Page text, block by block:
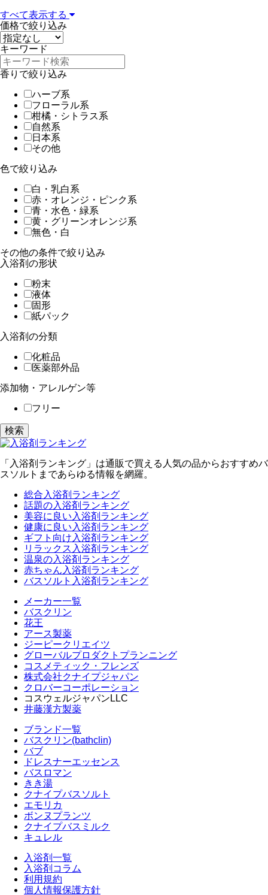
すべて表示する
価格で絞り込み
キーワード
香りで絞り込み
ハーブ系
フローラル系
柑橘・シトラス系
自然系
日本系
その他
色で絞り込み
白・乳白系
赤・オレンジ・ピンク系
青・水色・緑系
黄・グリーンオレンジ系
無色・白
その他の条件で絞り込み
入浴剤の形状
粉末
液体
固形
紙パック
入浴剤の分類
化粧品
医薬部外品
添加物・アレルゲン等
フリー
検索
「入浴剤ランキング」は通販で買える人気の品からおすすめバ
スソルトまであらゆる情報を網羅。
総合入浴剤ランキング
話題の入浴剤ランキング
美容に良い入浴剤ランキング
健康に良い入浴剤ランキング
ギフト向け入浴剤ランキング
リラックス入浴剤ランキング
温泉の入浴剤ランキング
赤ちゃん入浴剤ランキング
バスソルト入浴剤ランキング
メーカー一覧
バスクリン
花王
アース製薬
ジーピークリエイツ
グローバルプロダクトプランニング
コスメティック・フレンズ
株式会社クナイプジャパン
クロバーコーポレーション
コスウェルジャパンLLC
井藤漢方製薬
ブランド一覧
バスクリン(bathclin)
バブ
ドレスナーエッセンス
バスロマン
きき湯
クナイプバスソルト
エモリカ
ボンヌプランツ
クナイプバスミルク
キュレル
入浴剤一覧
入浴剤コラム
利用規約
個人情報保護方針